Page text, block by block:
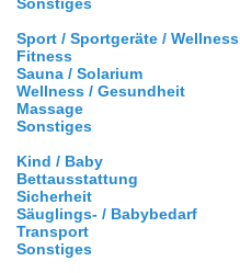
Sport / Sportgeräte / Wellness
Fitness
Sauna / Solarium
Wellness / Gesundheit
Massage
Sonstiges
Kind / Baby
Bettausstattung
Sicherheit
Säuglings- / Babybedarf
Transport
Sonstiges